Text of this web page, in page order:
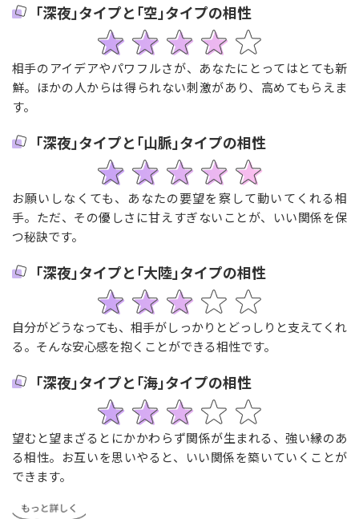
｢深夜｣タイプと｢空｣タイプの相性
相手のアイデアやパワフルさが、あなたにとってはとても新
鮮。ほかの人からは得られない刺激があり、高めてもらえま
す。
｢深夜｣タイプと｢山脈｣タイプの相性
お願いしなくても、あなたの要望を察して動いてくれる相
手。ただ、その優しさに甘えすぎないことが、いい関係を保
つ秘訣です。
｢深夜｣タイプと｢大陸｣タイプの相性
自分がどうなっても、相手がしっかりとどっしりと支えてくれ
る。そんな安心感を抱くことができる相性です。
｢深夜｣タイプと｢海｣タイプの相性
望むと望まざるとにかかわらず関係が生まれる、強い縁のあ
る相性。お互いを思いやると、いい関係を築いていくことが
できます。